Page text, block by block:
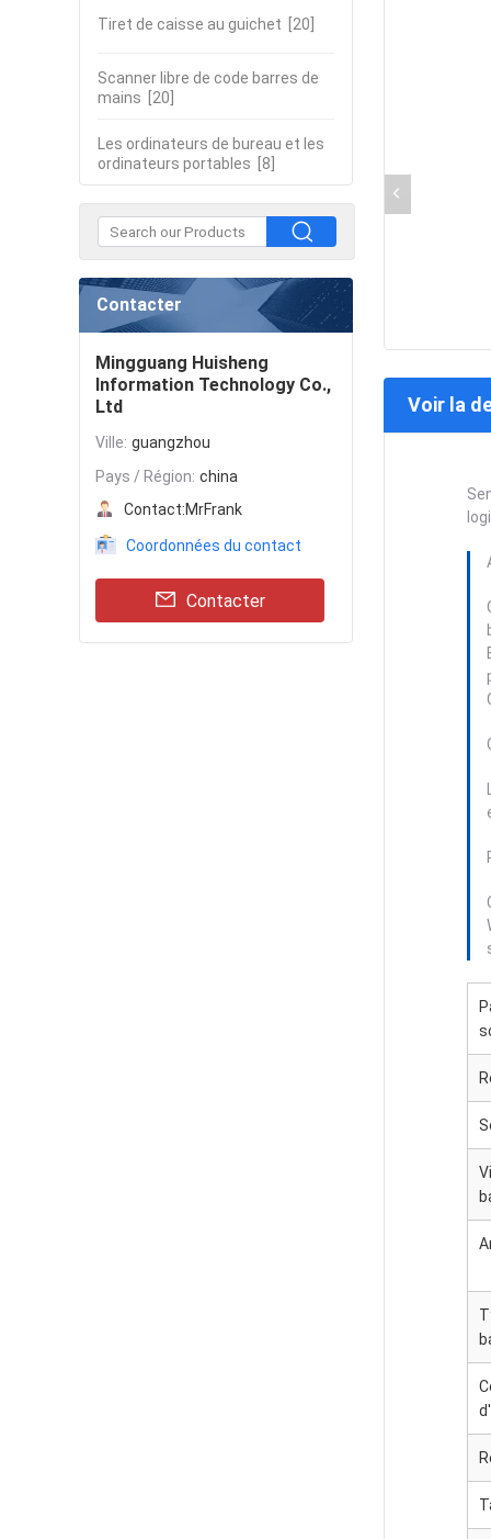
Tiret de caisse au guichet [20]
Scanner libre de code barres de
mains [20]
Les ordinateurs de bureau et les
ordinateurs portables [8]
Contacter
Mingguang Huisheng
Information Technology Co.,
Ltd
Ville: guangzhou
Pays / Région: china
Contact:MrFrank
Coordonnées du contact
Contacter
Voir la